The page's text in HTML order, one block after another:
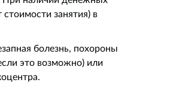
занятия) в
болезнь, похороны
это возможно) или